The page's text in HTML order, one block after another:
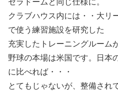
セラドームと同じ仕様に。
クラブハウス内には・・大リ
で使う練習施設を研究した
充実したトレーニングルーム
野球の本場は米国です。日本
に比べれば・・・
とてもじゃないが、整備され